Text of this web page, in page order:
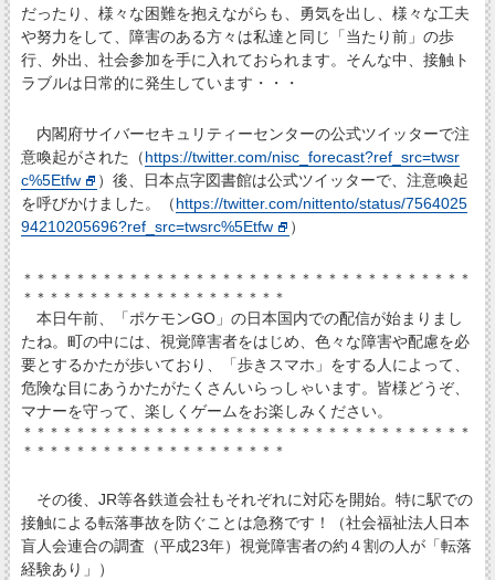
だったり、様々な困難を抱えながらも、勇気を出し、様々な工夫
や努力をして、障害のある方々は私達と同じ「当たり前」の歩
行、外出、社会参加を手に入れておられます。そんな中、接触ト
ラブルは日常的に発生しています・・・
内閣府サイバーセキュリティーセンターの公式ツイッターで注
意喚起がされた（https://twitter.com/nisc_forecast?ref_src=twsr
c%5Etfw
）後、日本点字図書館は公式ツイッターで、注意喚起
を呼びかけました。（https://twitter.com/nittento/status/7564025
94210205696?ref_src=twsrc%5Etfw
）
＊＊＊＊＊＊＊＊＊＊＊＊＊＊＊＊＊＊＊＊＊＊＊＊＊＊＊＊＊＊＊＊＊＊
＊＊＊＊＊＊＊＊＊＊＊＊＊＊＊＊＊＊＊＊
本日午前、「ポケモンGO」の日本国内での配信が始まりまし
たね。町の中には、視覚障害者をはじめ、色々な障害や配慮を必
要とするかたが歩いており、「歩きスマホ」をする人によって、
危険な目にあうかたがたくさんいらっしゃいます。皆様どうぞ、
マナーを守って、楽しくゲームをお楽しみください。
＊＊＊＊＊＊＊＊＊＊＊＊＊＊＊＊＊＊＊＊＊＊＊＊＊＊＊＊＊＊＊＊＊＊
＊＊＊＊＊＊＊＊＊＊＊＊＊＊＊＊＊＊＊＊
その後、JR等各鉄道会社もそれぞれに対応を開始。特に駅での
接触による転落事故を防ぐことは急務です！（社会福祉法人日本
盲人会連合の調査（平成23年）視覚障害者の約４割の人が「転落
経験あり」）